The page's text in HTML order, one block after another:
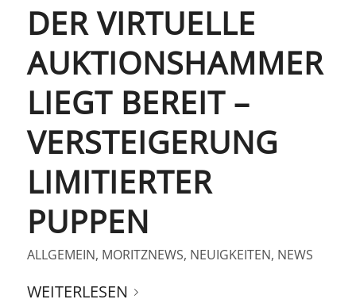
DER VIRTUELLE
AUKTIONSHAMMER
LIEGT BEREIT –
VERSTEIGERUNG
LIMITIERTER
PUPPEN
ALLGEMEIN, MORITZNEWS, NEUIGKEITEN, NEWS
WEITERLESEN